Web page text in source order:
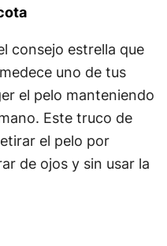
consejo estrella que
uno de tus
el pelo manteniendo
Este truco de
el pelo por
de ojos y sin usar la